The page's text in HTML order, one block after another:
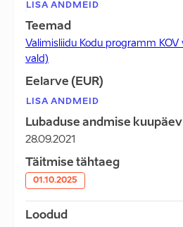
LISA ANDMEID
Teemad
Valimisliidu Kodu programm KOV
vald)
Eelarve (EUR)
LISA ANDMEID
Lubaduse andmise kuupäev
28.09.2021
Täitmise tähtaeg
01.10.2025
Loodud